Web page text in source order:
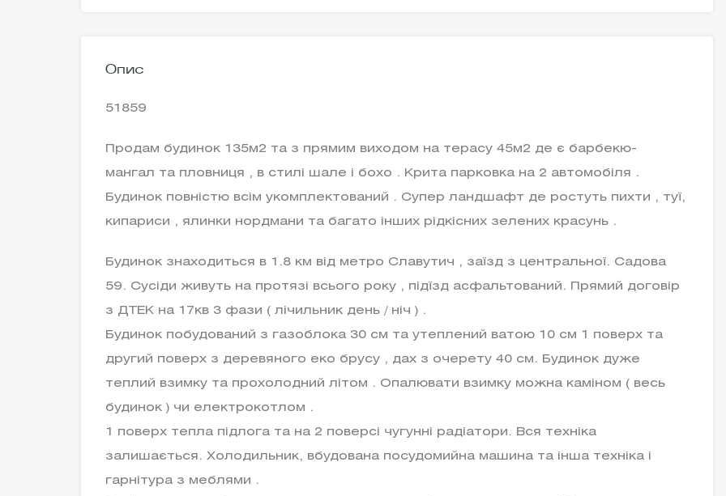
Опис
51859
Продам будинок 135м2 та з прямим виходом на терасу 45м2 де є барбекю-
мангал та пловниця , в стилі шале і бохо . Крита парковка на 2 автомобіля .
Будинок повністю всім укомплектований . Супер ландшафт де ростуть пихти , туї,
кипариси , ялинки нордмани та багато інших рідкісних зелених красунь .
Будинок знаходиться в 1.8 км від метро Славутич , заїзд з центральної. Садова
59. Сусіди живуть на протязі всього року , підїзд асфальтований. Прямий договір
з ДТЕК на 17кв 3 фази ( лічильник день / ніч ) .
Будинок побудований з газоблока 30 см та утеплений ватою 10 см 1 поверх та
другий поверх з деревяного еко брусу , дах з очерету 40 см. Будинок дуже
теплий взимку та прохолодний літом . Опалювати взимку можна каміном ( весь
будинок ) чи електрокотлом .
1 поверх тепла підлога та на 2 поверсі чугунні радіатори. Вся техніка
залишається. Холодильник, вбудована посудомийна машина та інша техніка і
гарнітура з меблями .